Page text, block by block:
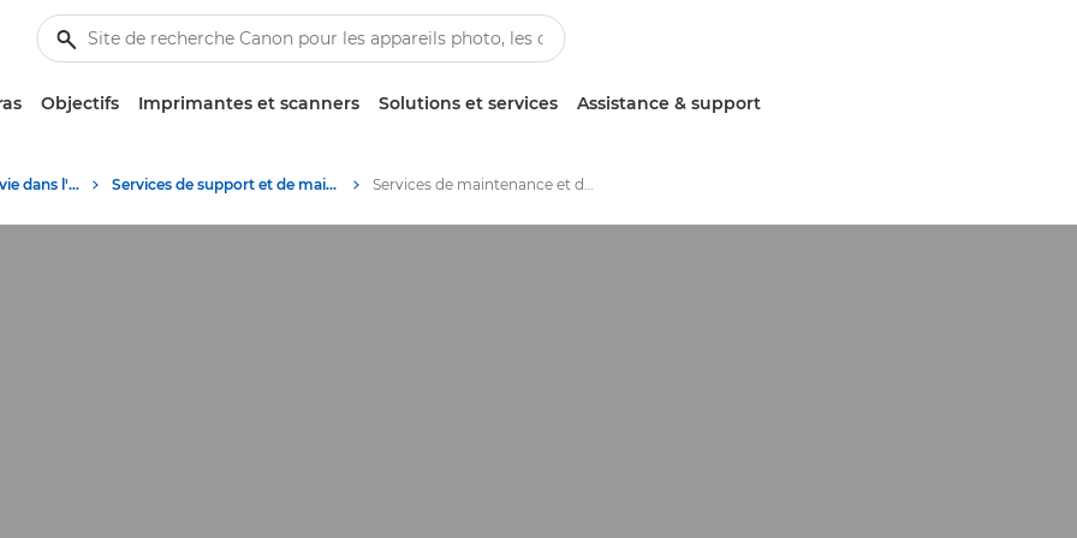
Objectifs Imprimantes et scanners Solutions et services Assistance & support
Services de cycle de vie dans l'espace de travail Services de support et de maintenance de produits Services de maintenance et de support d'appareils